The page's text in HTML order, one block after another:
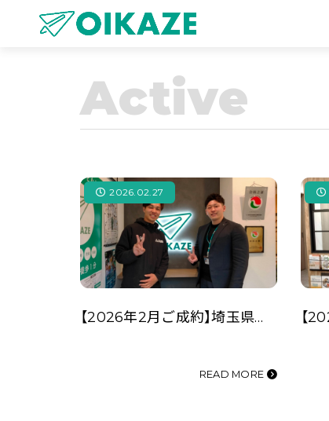
Active
2026.02.27
【2026年2月ご成約】埼玉県川越市の事業用不動産の賃貸契約をされた一般社団法人L様
READ MORE